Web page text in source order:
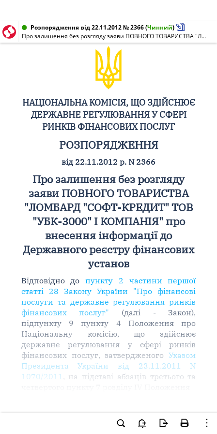
Розпорядження від 22.11.2012 № 2366(Чинний)
Про залишення без розгляду заяви ПОВНОГО ТОВАРИСТВА "ЛОМБАРД "СОФТ-КРЕДИТ" ТОВ "УБК-3000" І КОМПАНІЯ" про внесення інформації до Державного реєстру фінансових установ
НАЦІОНАЛЬНА КОМІСІЯ, ЩО ЗДІЙСНЮЄ
ДЕРЖАВНЕ РЕГУЛЮВАННЯ У СФЕРІ
РИНКІВ ФІНАНСОВИХ ПОСЛУГ
РОЗПОРЯДЖЕННЯ
від 22.11.2012 р. N 2366
Про залишення без розгляду
заяви ПОВНОГО ТОВАРИСТВА
"ЛОМБАРД "СОФТ-КРЕДИТ" ТОВ
"УБК-3000" І КОМПАНІЯ" про
внесення інформації до
Державного реєстру фінансових
установ
Відповідно допункту 2 частини першої
статті 28 Закону України "Про фінансові
послуги та державне регулювання ринків
фінансових послуг" (далі - Закон),
підпункту 9 пункту 4 Положення про
Національну комісію, що здійснює
державне регулювання у сфері ринків
фінансових послуг, затвердженогоУказом
Президента України від 23.11.2011 N
1070/2011 , на підставі абзаців третього та